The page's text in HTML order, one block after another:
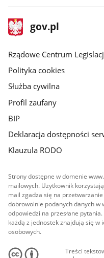
stopka
gov.plStrona
gov.pl
Rządowe Centrum
Polityka cookies
Służba cywilna
Profil zaufany
BIP
Deklaracja dostępności
Klauzula RODO
Strony dostępne w domenie
mailowych. Użytkownik
mail zgadza się na
dobrowolnie podanych danych w
odpowiedzi na przesłane
każdą z jednostek znajdują się
osobowych.
Treści